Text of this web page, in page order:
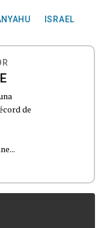
ISRAEL
de